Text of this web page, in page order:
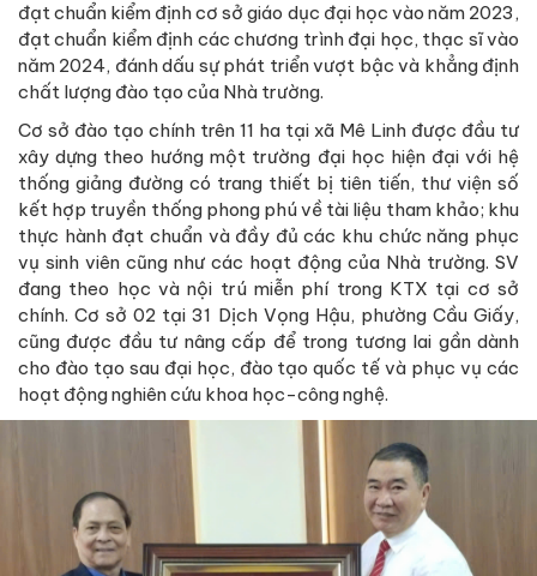
đạt chuẩn kiểm định cơ sở giáo dục đại học vào năm 2023,
đạt chuẩn kiểm định các chương trình đại học, thạc sĩ vào
năm 2024, đánh dấu sự phát triển vượt bậc và khẳng định
chất lượng đào tạo của Nhà trường.
Cơ sở đào tạo chính trên 11 ha tại xã Mê Linh được đầu tư
xây dựng theo hướng một trường đại học hiện đại với hệ
thống giảng đường có trang thiết bị tiên tiến, thư viện số
kết hợp truyền thống phong phú về tài liệu tham khảo; khu
thực hành đạt chuẩn và đầy đủ các khu chức năng phục
vụ sinh viên cũng như các hoạt động của Nhà trường. SV
đang theo học và nội trú miễn phí trong KTX tại cơ sở
chính. Cơ sở 02 tại 31 Dịch Vọng Hậu, phường Cầu Giấy,
cũng được đầu tư nâng cấp để trong tương lai gần dành
cho đào tạo sau đại học, đào tạo quốc tế và phục vụ các
hoạt động nghiên cứu khoa học-công nghệ.